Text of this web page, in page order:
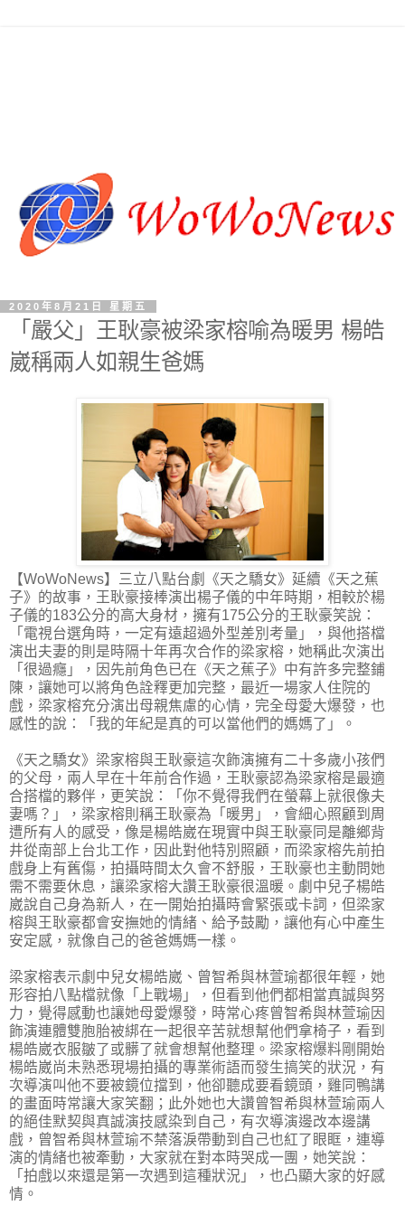
2020年8月21日 星期五
「嚴父」王耿豪被梁家榕喻為暖男 楊皓
崴稱兩人如親生爸媽
【WoWoNews】三立八點台劇《天之驕女》延續《天之蕉
子》的故事，王耿豪接棒演出楊子儀的中年時期，相較於楊
子儀的183公分的高大身材，擁有175公分的王耿豪笑說：
「電視台選角時，一定有遠超過外型差別考量」，與他搭檔
演出夫妻的則是時隔十年再次合作的梁家榕，她稱此次演出
「很過癮」，因先前角色已在《天之蕉子》中有許多完整鋪
陳，讓她可以將角色詮釋更加完整，最近一場家人住院的
戲，梁家榕充分演出母親焦慮的心情，完全母愛大爆發，也
感性的說：「我的年紀是真的可以當他們的媽媽了」。
《天之驕女》梁家榕與王耿豪這次飾演擁有二十多歲小孩們
的父母，兩人早在十年前合作過，王耿豪認為梁家榕是最適
合搭檔的夥伴，更笑說：「你不覺得我們在螢幕上就很像夫
妻嗎？」，梁家榕則稱王耿豪為「暖男」，會細心照顧到周
遭所有人的感受，像是楊皓崴在現實中與王耿豪同是離鄉背
井從南部上台北工作，因此對他特別照顧，而梁家榕先前拍
戲身上有舊傷，拍攝時間太久會不舒服，王耿豪也主動問她
需不需要休息，讓梁家榕大讚王耿豪很溫暖。劇中兒子楊皓
崴說自己身為新人，在一開始拍攝時會緊張或卡詞，但梁家
榕與王耿豪都會安撫她的情緒、給予鼓勵，讓他有心中產生
安定感，就像自己的爸爸媽媽一樣。
梁家榕表示劇中兒女楊皓崴、曾智希與林萱瑜都很年輕，她
形容拍八點檔就像「上戰場」，但看到他們都相當真誠與努
力，覺得感動也讓她母愛爆發，時常心疼曾智希與林萱瑜因
飾演連體雙胞胎被綁在一起很辛苦就想幫他們拿椅子，看到
楊皓崴衣服皺了或髒了就會想幫他整理。梁家榕爆料剛開始
楊皓崴尚未熟悉現場拍攝的專業術語而發生搞笑的狀況，有
次導演叫他不要被鏡位擋到，他卻聽成要看鏡頭，雞同鴨講
的畫面時常讓大家笑翻；此外她也大讚曾智希與林萱瑜兩人
的絕佳默契與真誠演技感染到自己，有次導演邊改本邊講
戲，曾智希與林萱瑜不禁落淚帶動到自己也紅了眼眶，連導
演的情緒也被牽動，大家就在對本時哭成一團，她笑說：
「拍戲以來還是第一次遇到這種狀況」，也凸顯大家的好感
情。